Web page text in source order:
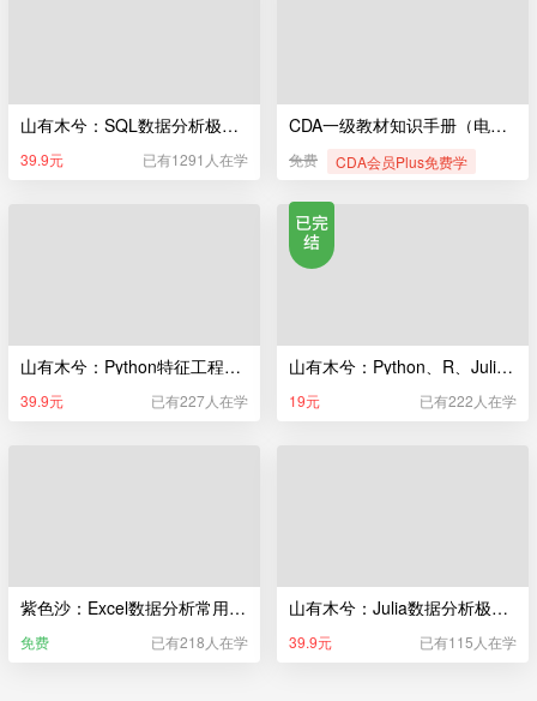
山有木兮：SQL数据分析极简入门
39.9元 已有1291人在学
CDA一级教材知识手册（电子版）
免费 CDA会员Plus免费学
山有木兮：Python特征工程极简入门
39.9元 已有227人在学
山有木兮：Python、R、Julia编程极简入门
19元 已有222人在学
紫色沙：Excel数据分析常用的50个函数
免费 已有218人在学
山有木兮：Julia数据分析极简入门
39.9元 已有115人在学